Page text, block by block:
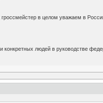
в целом уважаем в
конкретных людей в руководстве